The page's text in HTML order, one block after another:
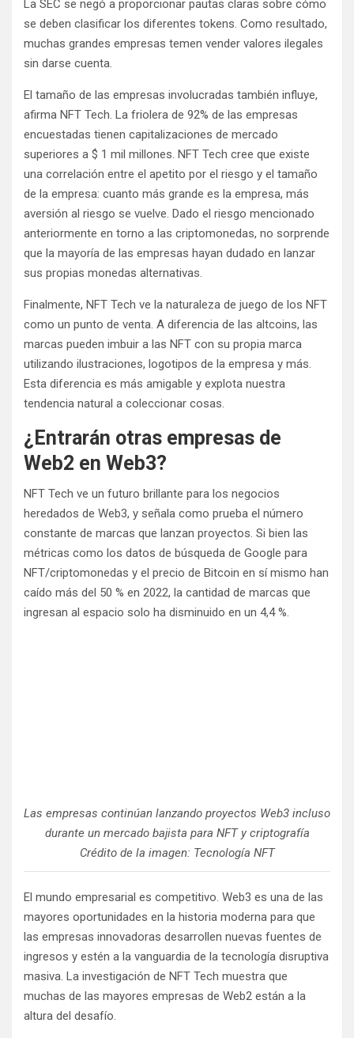
La SEC se negó a proporcionar pautas claras sobre cómo
se deben clasificar los diferentes tokens. Como resultado,
muchas grandes empresas temen vender valores ilegales
sin darse cuenta.
El tamaño de las empresas involucradas también influye,
afirma NFT Tech. La friolera de 92% de las empresas
encuestadas tienen capitalizaciones de mercado
superiores a $ 1 mil millones. NFT Tech cree que existe
una correlación entre el apetito por el riesgo y el tamaño
de la empresa: cuanto más grande es la empresa, más
aversión al riesgo se vuelve. Dado el riesgo mencionado
anteriormente en torno a las criptomonedas, no sorprende
que la mayoría de las empresas hayan dudado en lanzar
sus propias monedas alternativas.
Finalmente, NFT Tech ve la naturaleza de juego de los NFT
como un punto de venta. A diferencia de las altcoins, las
marcas pueden imbuir a las NFT con su propia marca
utilizando ilustraciones, logotipos de la empresa y más.
Esta diferencia es más amigable y explota nuestra
tendencia natural a coleccionar cosas.
¿Entrarán otras empresas de
Web2 en Web3?
NFT Tech ve un futuro brillante para los negocios
heredados de Web3, y señala como prueba el número
constante de marcas que lanzan proyectos. Si bien las
métricas como los datos de búsqueda de Google para
NFT/criptomonedas y el precio de Bitcoin en sí mismo han
caído más del 50 % en 2022, la cantidad de marcas que
ingresan al espacio solo ha disminuido en un 4,4 %.
Las empresas continúan lanzando proyectos Web3 incluso
durante un mercado bajista para NFT y criptografía
Crédito de la imagen: Tecnología NFT
El mundo empresarial es competitivo. Web3 es una de las
mayores oportunidades en la historia moderna para que
las empresas innovadoras desarrollen nuevas fuentes de
ingresos y estén a la vanguardia de la tecnología disruptiva
masiva. La investigación de NFT Tech muestra que
muchas de las mayores empresas de Web2 están a la
altura del desafío.